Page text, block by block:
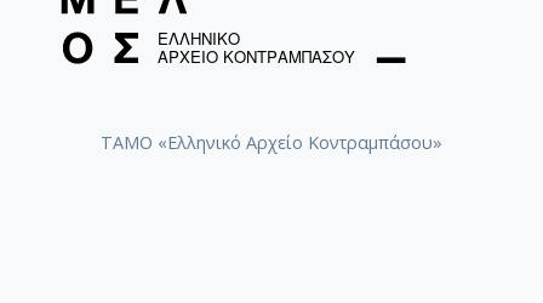
ΤΑΜΟ «Ελληνικό Αρχείο Κοντραμπάσου»